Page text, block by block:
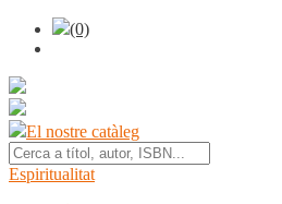
(0)
El nostre catàleg
Espiritualitat